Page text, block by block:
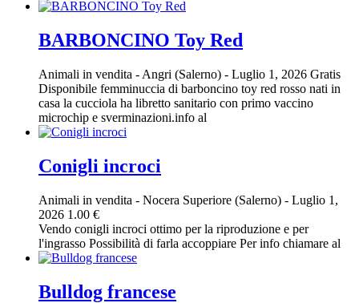
BARBONCINO Toy Red
Animali in vendita - Angri (Salerno) - Luglio 1, 2026 Gratis
Disponibile femminuccia di barboncino toy red rosso nati in
casa la cucciola ha libretto sanitario con primo vaccino
microchip e sverminazioni.info al
Conigli incroci
Animali in vendita - Nocera Superiore (Salerno) - Luglio 1,
2026 1.00 €
Vendo conigli incroci ottimo per la riproduzione e per
l'ingrasso Possibilità di farla accoppiare Per info chiamare al
Bulldog francese